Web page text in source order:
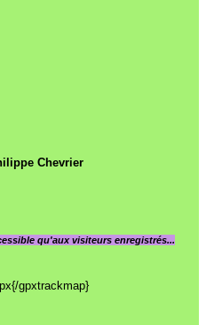
Chevrier
qu'aux visiteurs enregistrés...
gpxtrackmap}